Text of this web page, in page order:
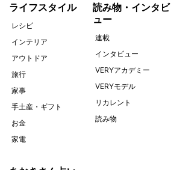
ライフスタイル
レシピ
インテリア
アウトドア
旅行
家事
手土産・ギフト
お金
家電
読み物・インタビ
ュー
連載
インタビュー
VERYアカデミー
VERYモデル
リカレント
読み物